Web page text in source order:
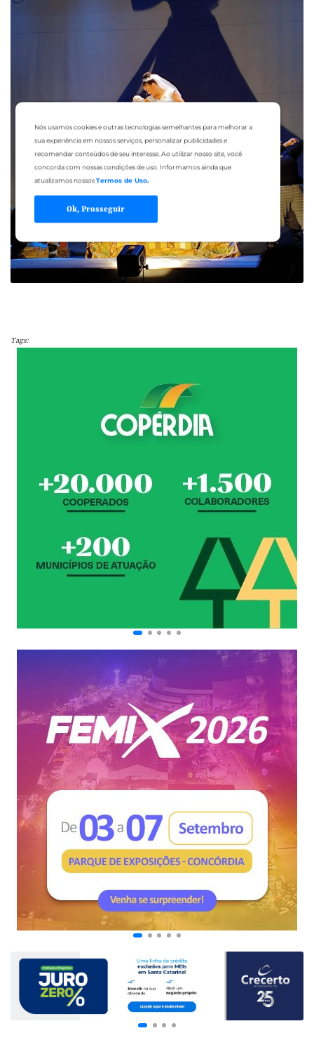
Nós usamos cookies e outras tecnologias semelhantes para melhorar a
sua experiência em nossos serviços, personalizar publicidades e
recomendar conteúdos de seu interesse. Ao utilizar nosso site, você
concorda com nossas condições de uso. Informamos ainda que
atualizamos nossosTermos de Uso.
Ok, Prosseguir
Tags: